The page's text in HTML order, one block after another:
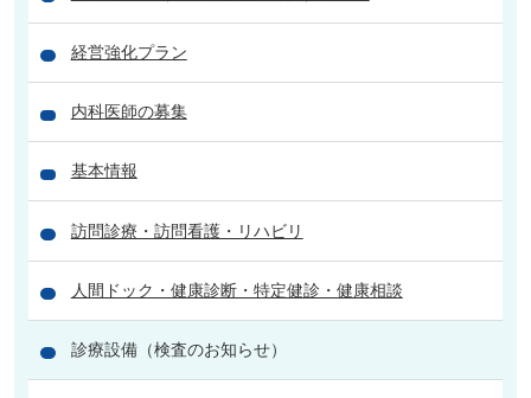
経営強化プラン
内科医師の募集
基本情報
訪問診療・訪問看護・リハビリ
人間ドック・健康診断・特定健診・健康相談
診療設備（検査のお知らせ）